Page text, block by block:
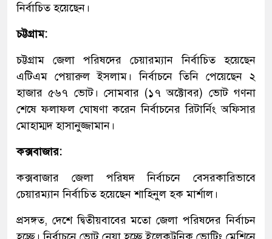
নির্বাচিত হয়েছেন।
চট্টগ্রাম:
চট্টগ্রাম জেলা পরিষদের চেয়ারম্যান নির্বাচিত হয়েছেন
এটিএম পেয়ারুল ইসলাম। নির্বাচনে তিনি পেয়েছেন ২
হাজার ৫৬৭ ভোট। সোমবার (১৭ অক্টোবর) ভোট গণনা
শেষে ফলাফল ঘোষণা করেন নির্বাচনের রিটার্নিং অফিসার
মোহাম্মদ হাসানুজ্জামান।
কক্সবাজার:
কক্সবাজার জেলা পরিষদ নির্বাচনে বেসরকারিভাবে
চেয়ারম্যান নির্বাচিত হয়েছেন শাহিনুল হক মার্শাল।
প্রসঙ্গত, দেশে দ্বিতীয়বাবের মতো জেলা পরিষদের নির্বাচন